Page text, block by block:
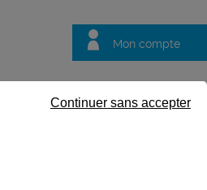
Mon compte
questions
Continuer sans accepter